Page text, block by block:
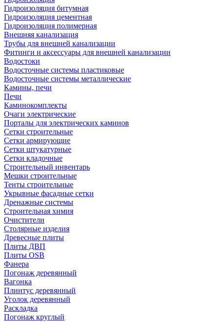
Гидроизоляция битумная
Гидроизоляция цементная
Гидроизоляция полимерная
Внешняя канализация
Трубы для внешней канализации
Фитинги и аксессуары для внешней канализации
Водостоки
Водосточные системы пластиковые
Водосточные системы металлические
Камины, печи
Печи
Каминокомплекты
Очаги электрические
Порталы для электрических каминов
Сетки строительные
Сетки армирующие
Сетки штукатурные
Сетки кладочные
Строительный инвентарь
Мешки строительные
Тенты строительные
Укрывные фасадные сетки
Дренажные системы
Строительная химия
Очистители
Столярные изделия
Древесные плиты
Плиты ДВП
Плиты OSB
Фанера
Погонаж деревянный
Вагонка
Плинтус деревянный
Уголок деревянный
Раскладка
Погонаж круглый